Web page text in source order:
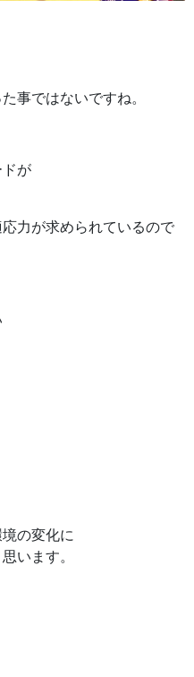
事ではないですね。
が
力が求められているので
の変化に
います。